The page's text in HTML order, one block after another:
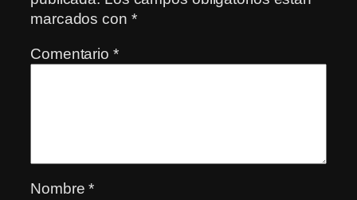
marcados con *
Comentario *
Nombre*